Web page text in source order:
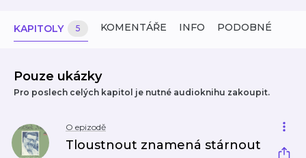
KAPITOLY 5 KOMENTÁŘE INFO PODOBNÉ
Pouze ukázky
Pro poslech celých kapitol je nutné audioknihu zakoupit.
O epizodě
Tloustnout znamená stárnout